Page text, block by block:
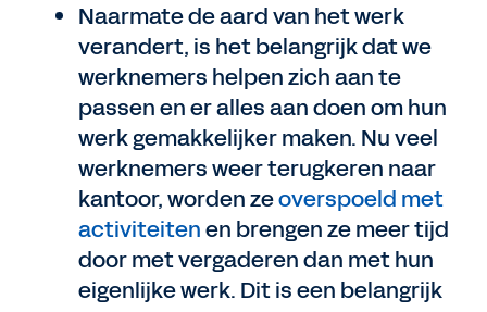
Naarmate de aard van het werk
verandert, is het belangrijk dat we
werknemers helpen zich aan te
passen en er alles aan doen om hun
werk gemakkelijker maken. Nu veel
werknemers weer terugkeren naar
kantoor, worden zeoverspoeld met
activiteitenen brengen ze meer tijd
door met vergaderen dan met hun
eigenlijke werk. Dit is een belangrijk